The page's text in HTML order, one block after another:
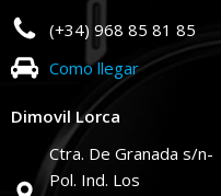
(+34) 968 85 81 85
Como llegar
Dimovil Lorca
Ctra. De Granada s/n-
Pol. Ind. Los